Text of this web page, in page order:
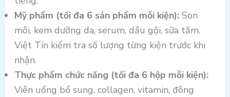
Mỹ phẩm (tối đa 6 sản phẩm mỗi kiện):Son
môi, kem dưỡng da, serum, dầu gội, sữa tắm.
Việt Tín kiểm tra số lượng từng kiện trước khi
nhận.
Thực phẩm chức năng (tối đa 6 hộp mỗi kiện):
Viên uống bổ sung, collagen, vitamin, đông